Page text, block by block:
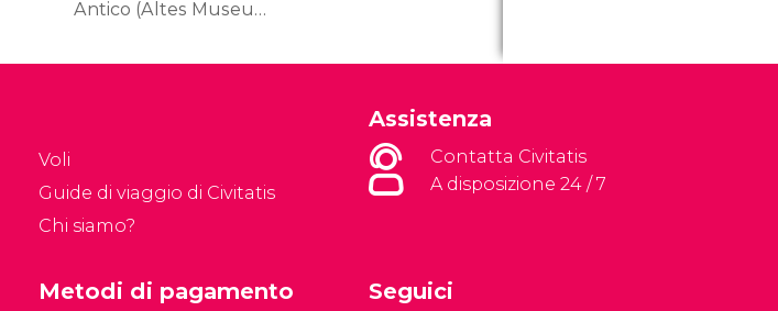
Antico (Altes Museum),
Cattedrale, accoglie
Voli
Guide di viaggio di Civitatis
Chi siamo?
Assistenza
Contatta Civitatis
A disposizione 24 / 7
Seguici
Metodi di pagamento